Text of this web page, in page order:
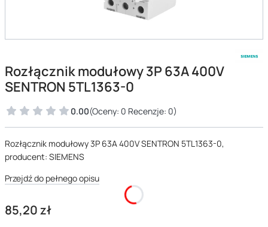
Rozłącznik modułowy 3P 63A 400V
SENTRON 5TL1363-0
0.00(Oceny: 0 Recenzje: 0)
Rozłącznik modułowy 3P 63A 400V SENTRON 5TL1363-0,
producent: SIEMENS
Przejdź do pełnego opisu
Cena
85,20 zł